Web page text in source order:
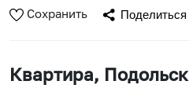
Сохранить Поделиться
Квартира, Подольск